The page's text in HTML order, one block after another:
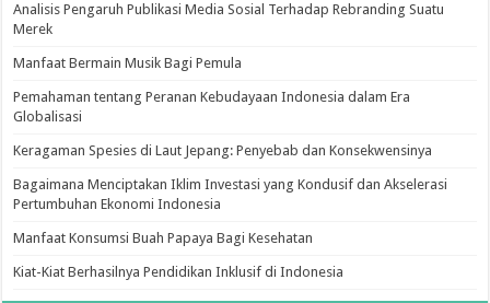
Analisis Pengaruh Publikasi Media Sosial Terhadap Rebranding Suatu
Merek
Manfaat Bermain Musik Bagi Pemula
Pemahaman tentang Peranan Kebudayaan Indonesia dalam Era
Globalisasi
Keragaman Spesies di Laut Jepang: Penyebab dan Konsekwensinya
Bagaimana Menciptakan Iklim Investasi yang Kondusif dan Akselerasi
Pertumbuhan Ekonomi Indonesia
Manfaat Konsumsi Buah Papaya Bagi Kesehatan
Kiat-Kiat Berhasilnya Pendidikan Inklusif di Indonesia